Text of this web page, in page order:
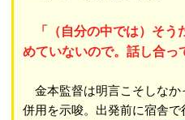
「（自分の中では）そ
めていないので。話し合っ
金本監督は明言こそしなか
併用を示唆。出発前に宿舎